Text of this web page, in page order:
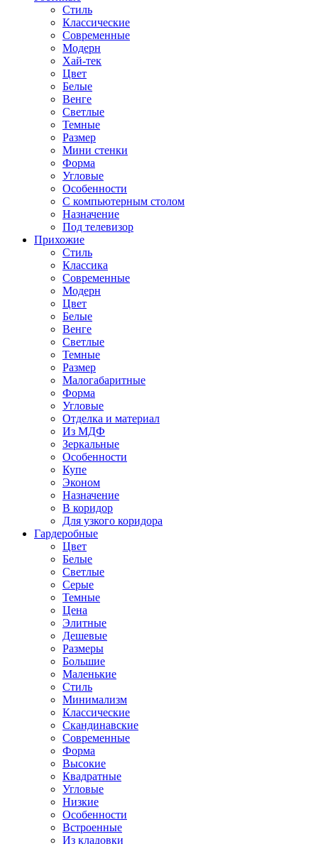
Стиль
Классические
Современные
Модерн
Хай-тек
Цвет
Белые
Венге
Светлые
Темные
Размер
Мини стенки
Форма
Угловые
Особенности
С компьютерным столом
Назначение
Под телевизор
Прихожие
Стиль
Классика
Современные
Модерн
Цвет
Белые
Венге
Светлые
Темные
Размер
Малогабаритные
Форма
Угловые
Отделка и материал
Из МДФ
Зеркальные
Особенности
Купе
Эконом
Назначение
В коридор
Для узкого коридора
Гардеробные
Цвет
Белые
Светлые
Серые
Темные
Цена
Элитные
Дешевые
Размеры
Большие
Маленькие
Стиль
Минимализм
Классические
Скандинавские
Современные
Форма
Высокие
Квадратные
Угловые
Низкие
Особенности
Встроенные
Из кладовки